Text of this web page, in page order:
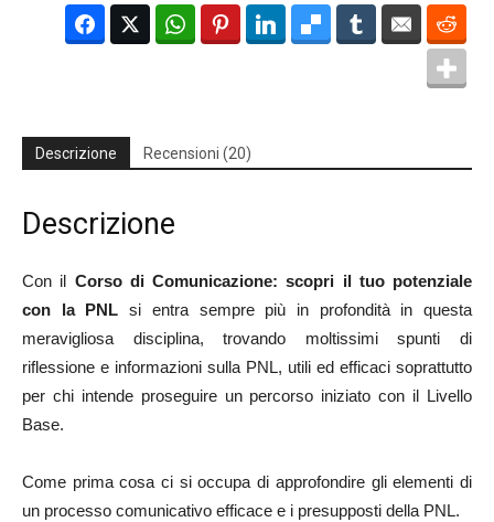
FacebookTwitter WhatsAppPinterestLinkedInDel Tumblr Email
Descrizione Recensioni (20)
Descrizione
Con il Corso di Comunicazione: scopri il tuo potenziale
con la PNL si entra sempre più in profondità in questa
meravigliosa disciplina, trovando moltissimi spunti di
riflessione e informazioni sulla PNL, utili ed efficaci soprattutto
per chi intende proseguire un percorso iniziato con il Livello
Base.
Come prima cosa ci si occupa di approfondire gli elementi di
un processo comunicativo efficace e i presupposti della PNL.